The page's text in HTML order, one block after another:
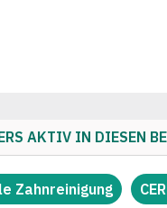
AKTIV IN DIESEN
Zahnreinigung